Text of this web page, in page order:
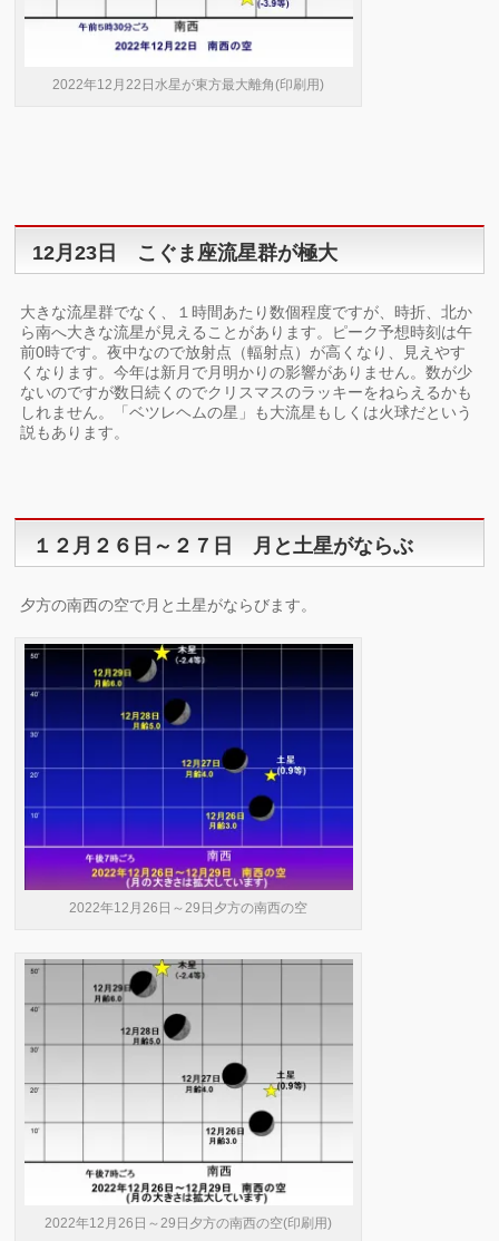
2022年12月22日水星が東方最大離角(印刷用)
12月23日 こぐま座流星群が極大
大きな流星群でなく、１時間あたり数個程度ですが、時折、北か
ら南へ大きな流星が見えることがあります。ピーク予想時刻は午
前0時です。夜中なので放射点（輻射点）が高くなり、見えやす
くなります。今年は新月で月明かりの影響がありません。数が少
ないのですが数日続くのでクリスマスのラッキーをねらえるかも
しれません。「ベツレヘムの星」も大流星もしくは火球だという
説もあります。
１２月２６日～２７日 月と土星がならぶ
夕方の南西の空で月と土星がならびます。
2022年12月26日～29日夕方の南西の空
2022年12月26日～29日夕方の南西の空(印刷用)